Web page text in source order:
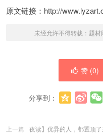
原文链接：http://
未经允许不得转载： 题材
赞 (0)
分享到：
上一篇
夜读】优异的人，都置顶